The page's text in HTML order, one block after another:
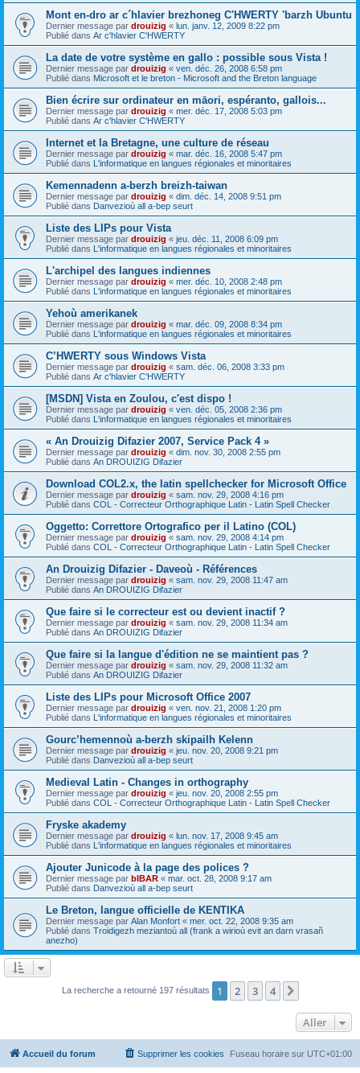
Mont en-dro ar c´hlavier brezhoneg C'HWERTY 'barzh Ubuntu
Dernier message par drouizig « lun. janv. 12, 2009 8:22 pm
Publié dans Ar c'hlavier C'HWERTY
La date de votre système en gallo : possible sous Vista !
Dernier message par drouizig « ven. déc. 26, 2008 6:58 pm
Publié dans Microsoft et le breton - Microsoft and the Breton language
Bien écrire sur ordinateur en māori, espéranto, gallois...
Dernier message par drouizig « mer. déc. 17, 2008 5:03 pm
Publié dans Ar c'hlavier C'HWERTY
Internet et la Bretagne, une culture de réseau
Dernier message par drouizig « mar. déc. 16, 2008 5:47 pm
Publié dans L'informatique en langues régionales et minoritaires
Kemennadenn a-berzh breizh-taiwan
Dernier message par drouizig « dim. déc. 14, 2008 9:51 pm
Publié dans Danvezioù all a-bep seurt
Liste des LIPs pour Vista
Dernier message par drouizig « jeu. déc. 11, 2008 6:09 pm
Publié dans L'informatique en langues régionales et minoritaires
L'archipel des langues indiennes
Dernier message par drouizig « mer. déc. 10, 2008 2:48 pm
Publié dans L'informatique en langues régionales et minoritaires
Yehoù amerikanek
Dernier message par drouizig « mar. déc. 09, 2008 8:34 pm
Publié dans L'informatique en langues régionales et minoritaires
C’HWERTY sous Windows Vista
Dernier message par drouizig « sam. déc. 06, 2008 3:33 pm
Publié dans Ar c'hlavier C'HWERTY
[MSDN] Vista en Zoulou, c'est dispo !
Dernier message par drouizig « ven. déc. 05, 2008 2:36 pm
Publié dans L'informatique en langues régionales et minoritaires
« An Drouizig Difazier 2007, Service Pack 4 »
Dernier message par drouizig « dim. nov. 30, 2008 2:55 pm
Publié dans An DROUIZIG Difazier
Download COL2.x, the latin spellchecker for Microsoft Office
Dernier message par drouizig « sam. nov. 29, 2008 4:16 pm
Publié dans COL - Correcteur Orthographique Latin - Latin Spell Checker
Oggetto: Correttore Ortografico per il Latino (COL)
Dernier message par drouizig « sam. nov. 29, 2008 4:14 pm
Publié dans COL - Correcteur Orthographique Latin - Latin Spell Checker
An Drouizig Difazier - Daveoù - Références
Dernier message par drouizig « sam. nov. 29, 2008 11:47 am
Publié dans An DROUIZIG Difazier
Que faire si le correcteur est ou devient inactif ?
Dernier message par drouizig « sam. nov. 29, 2008 11:34 am
Publié dans An DROUIZIG Difazier
Que faire si la langue d'édition ne se maintient pas ?
Dernier message par drouizig « sam. nov. 29, 2008 11:32 am
Publié dans An DROUIZIG Difazier
Liste des LIPs pour Microsoft Office 2007
Dernier message par drouizig « ven. nov. 21, 2008 1:20 pm
Publié dans L'informatique en langues régionales et minoritaires
Gourc’hemennoù a-berzh skipailh Kelenn
Dernier message par drouizig « jeu. nov. 20, 2008 9:21 pm
Publié dans Danvezioù all a-bep seurt
Medieval Latin - Changes in orthography
Dernier message par drouizig « jeu. nov. 20, 2008 2:55 pm
Publié dans COL - Correcteur Orthographique Latin - Latin Spell Checker
Fryske akademy
Dernier message par drouizig « lun. nov. 17, 2008 9:45 am
Publié dans L'informatique en langues régionales et minoritaires
Ajouter Junicode à la page des polices ?
Dernier message par bIBAR « mar. oct. 28, 2008 9:17 am
Publié dans Danvezioù all a-bep seurt
Le Breton, langue officielle de KENTIKA
Dernier message par Alan Monfort « mer. oct. 22, 2008 9:35 am
Publié dans Troidigezh meziantoù all (frank a wirioù evit an darn vrasañ
anezho)
La recherche a retourné 197 résultats 1 2 3 4
Aller
Accueil du forum Fuseau horaire sur UTC+01:00
Supprimer les cookies